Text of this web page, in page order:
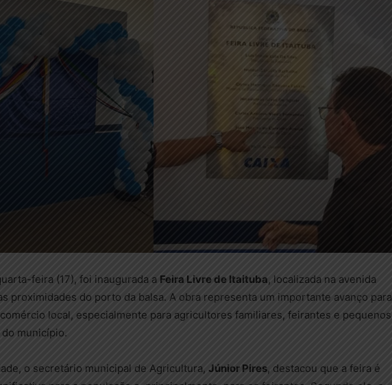
feira (17), foi inaugurada a Feira Livre de Itaituba, localizada na avenida
proximidades do porto da balsa. A obra representa um importante avanço para
local, especialmente para agricultores familiares, feirantes e pequenos
município.
o secretário municipal de Agricultura, Júnior Pires, destacou que a feira é